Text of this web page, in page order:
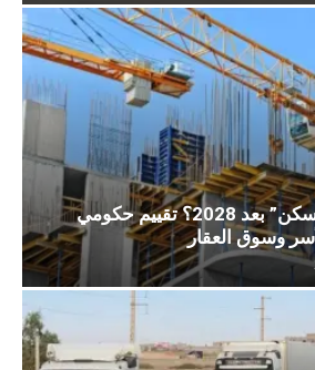
هل يستمر “دعم السكن” بعد 2028؟ تقييم حكومي
وسوق العقار